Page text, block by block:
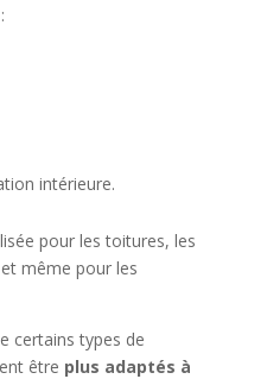
intérieure.
pour les toitures, les
même pour les
certains types de
être plus adaptés à